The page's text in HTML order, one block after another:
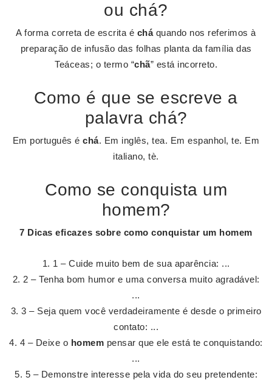
ou chá?
A forma correta de escrita é cháquando nos referimos à
preparação de infusão das folhas planta da família das
Teáceas; o termo “chã” está incorreto.
Como é que se escreve a
palavra chá?
Em português échá. Em inglês, tea. Em espanhol, te. Em
italiano, tè.
Como se conquista um
homem?
7 Dicas eficazes sobre como conquistar um homem
1 – Cuide muito bem de sua aparência: ...
2 – Tenha bom humor e uma conversa muito agradável:
...
3 – Seja quem você verdadeiramente é desde o primeiro
contato: ...
4 – Deixe o homem pensar que ele está te conquistando:
...
5 – Demonstre interesse pela vida do seu pretendente: